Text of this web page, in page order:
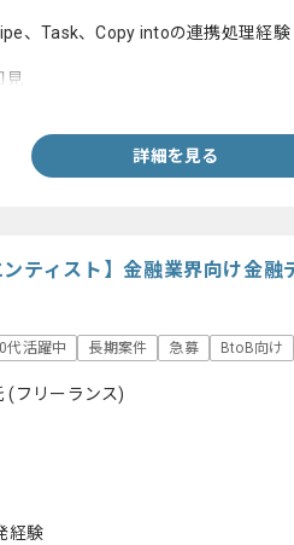
、Task、Copy intoの連携処理経験
見
詳細を見る
ティスト】金融業界向け金融
代活躍中 長期案件 急募 BtoB向け
(フリーランス)
経験